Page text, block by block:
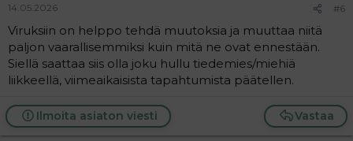
14.05.2026 #6
Viruksiin on helppo tehdä muutoksia ja muuttaa niitä
paljon vaarallisemmiksi kuin mitä ne ovat ennestään.
Siellä saattaa siis olla joku hullu tiedemies/miehiä
liikkeellä, viimeaikaisista tapahtumista päätellen.
Vastaa
Ilmoita asiaton viesti